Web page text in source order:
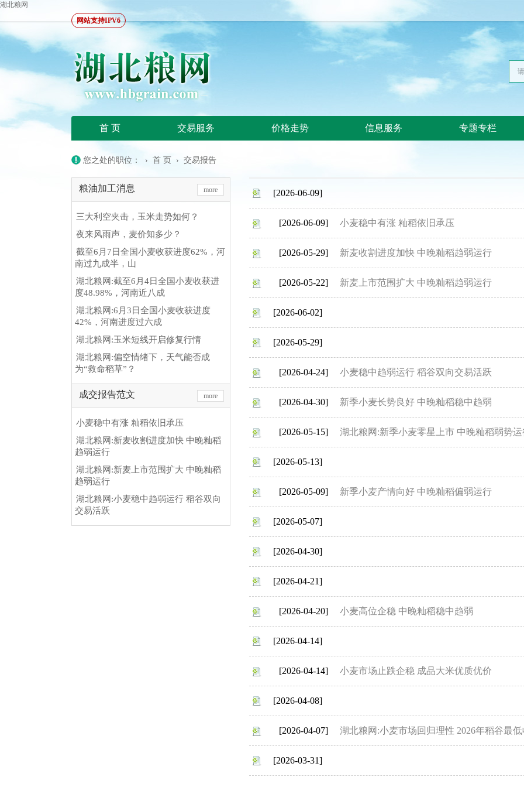
湖北粮网
网站支持IPV6
首 页 交易服务 价格走势 信息服务 专题专栏
您之处的职位： › 首 页 › 交易报告
粮油加工消息 more
三大利空夹击，玉米走势如何？
夜来风雨声，麦价知多少？
截至6月7日全国小麦收获进度62%，河
南过九成半，山
湖北粮网:截至6月4日全国小麦收获进
度48.98%，河南近八成
湖北粮网:6月3日全国小麦收获进度
42%，河南进度过六成
湖北粮网:玉米短线开启修复行情
湖北粮网:偏空情绪下，天气能否成
为“救命稻草”？
成交报告范文 more
小麦稳中有涨 籼稻依旧承压
湖北粮网:新麦收割进度加快 中晚籼稻
趋弱运行
湖北粮网:新麦上市范围扩大 中晚籼稻
趋弱运行
湖北粮网:小麦稳中趋弱运行 稻谷双向
交易活跃
[2026-06-09]
小麦稳中有涨 籼稻依旧承压
[2026-06-09]
新麦收割进度加快 中晚籼稻趋弱运行
[2026-05-29]
新麦上市范围扩大 中晚籼稻趋弱运行
[2026-05-22]
[2026-06-02]
[2026-05-29]
小麦稳中趋弱运行 稻谷双向交易活跃
[2026-04-24]
新季小麦长势良好 中晚籼稻稳中趋弱
[2026-04-30]
湖北粮网:新季小麦零星上市 中晚籼稻弱势运
[2026-05-15]
[2026-05-13]
新季小麦产情向好 中晚籼稻偏弱运行
[2026-05-09]
[2026-05-07]
[2026-04-30]
[2026-04-21]
小麦高位企稳 中晚籼稻稳中趋弱
[2026-04-20]
[2026-04-14]
小麦市场止跌企稳 成品大米优质优价
[2026-04-14]
[2026-04-08]
湖北粮网:小麦市场回归理性 2026年稻谷最
[2026-04-07]
[2026-03-31]